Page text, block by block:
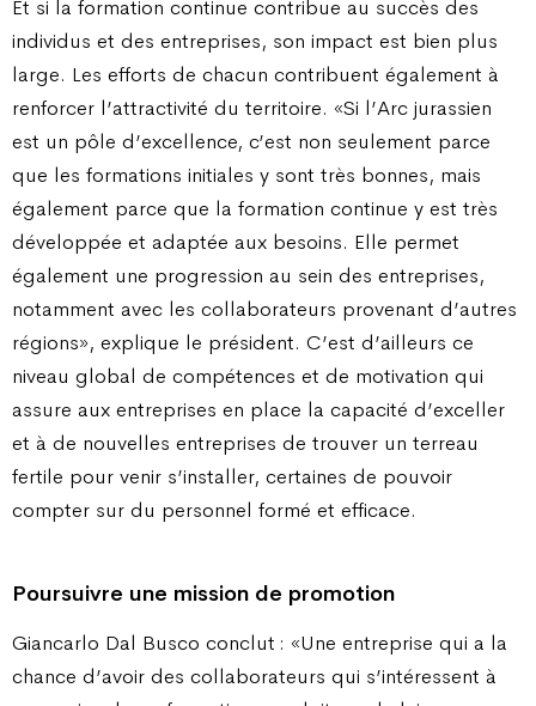
Et si la formation continue contribue au succès des
individus et des entreprises, son impact est bien plus
large. Les efforts de chacun contribuent également à
renforcer l’attractivité du territoire. «Si l’Arc jurassien
est un pôle d’excellence, c’est non seulement parce
que les formations initiales y sont très bonnes, mais
également parce que la formation continue y est très
développée et adaptée aux besoins. Elle permet
également une progression au sein des entreprises,
notamment avec les collaborateurs provenant d’autres
régions», explique le président. C’est d’ailleurs ce
niveau global de compétences et de motivation qui
assure aux entreprises en place la capacité d’exceller
et à de nouvelles entreprises de trouver un terreau
fertile pour venir s’installer, certaines de pouvoir
compter sur du personnel formé et efficace.
Poursuivre une mission de promotion
Giancarlo Dal Busco conclut : «Une entreprise qui a la
chance d’avoir des collaborateurs qui s’intéressent à